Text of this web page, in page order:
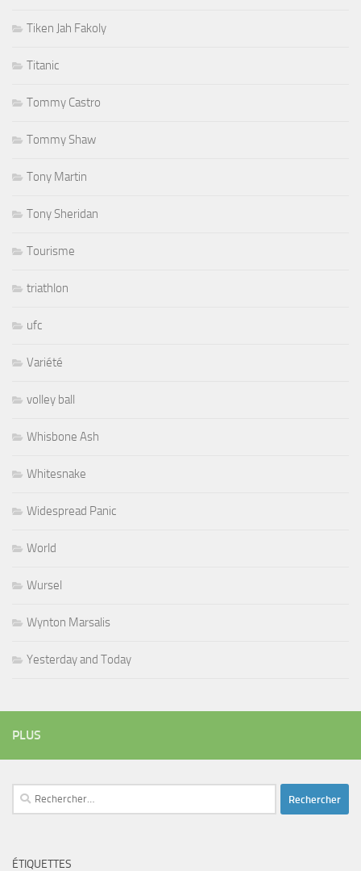
Tiken Jah Fakoly
Titanic
Tommy Castro
Tommy Shaw
Tony Martin
Tony Sheridan
Tourisme
triathlon
ufc
Variété
volley ball
Whisbone Ash
Whitesnake
Widespread Panic
World
Wursel
Wynton Marsalis
Yesterday and Today
PLUS
Rechercher :
ÉTIQUETTES